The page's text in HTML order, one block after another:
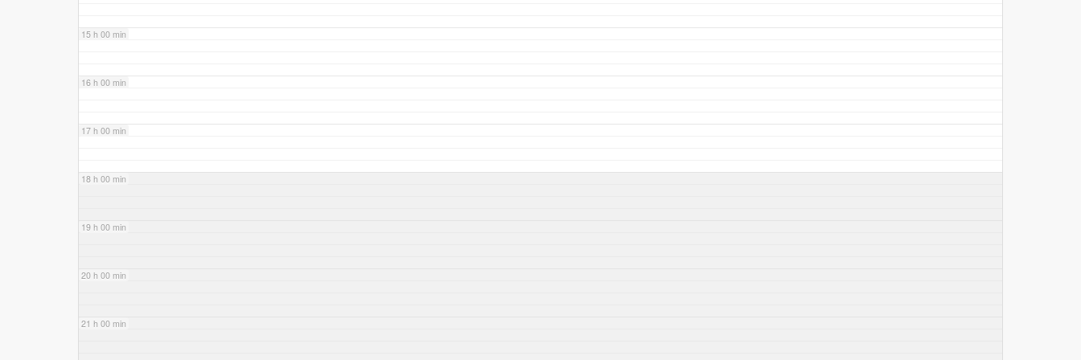
15 h 00 min
16 h 00 min
17 h 00 min
18 h 00 min
19 h 00 min
20 h 00 min
21 h 00 min